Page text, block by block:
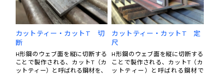
カットティー・カットT 切
断
H形鋼のウェブ面を縦に切断する
ことで製作される、カットT（カ
ットティー）と呼ばれる鋼材を、
カットティー・カットT 定
尺
H形鋼のウェブ面を縦に切断する
ことで製作される、カットT（カ
ットティー）と呼ばれる鋼材で